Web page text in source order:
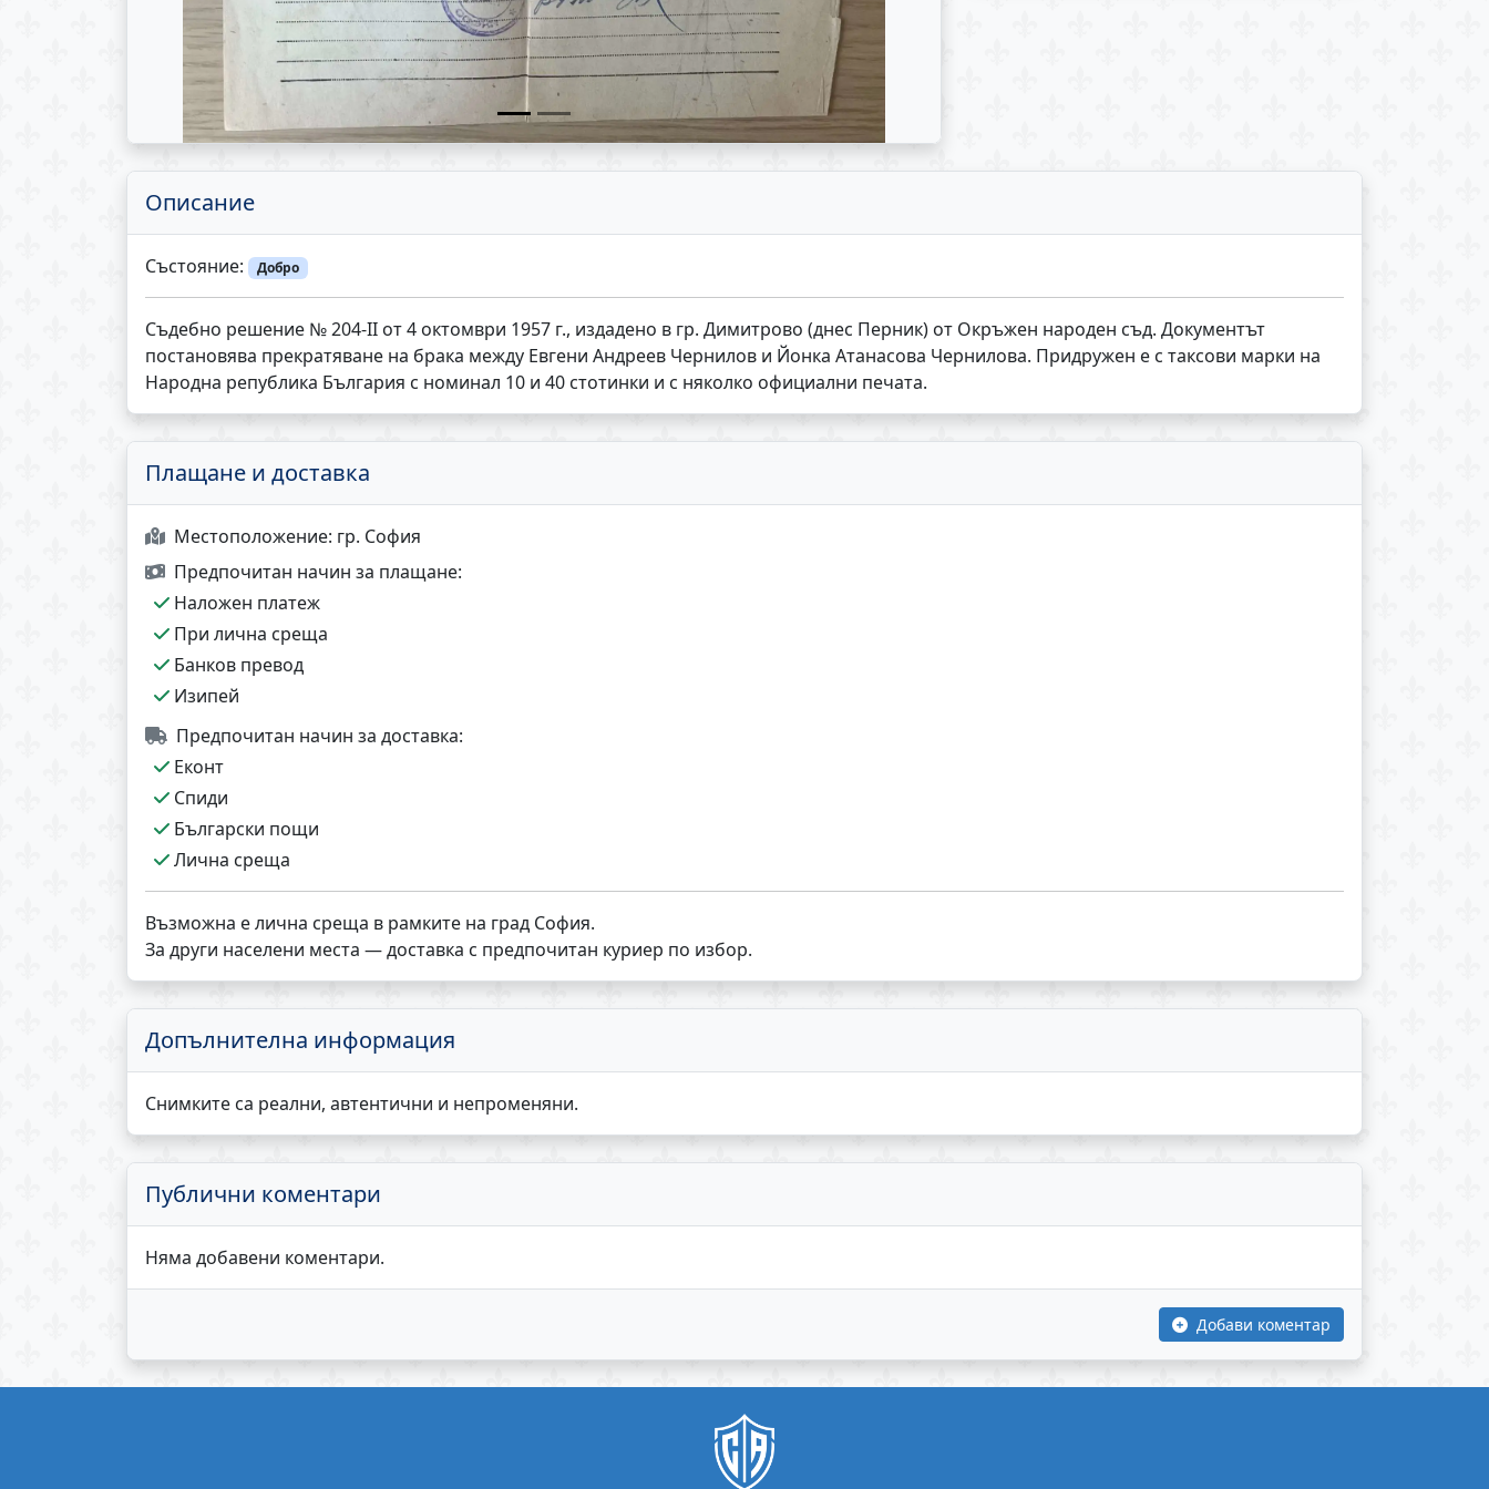
Описание
Състояние: Добро
Съдебно решение № 204-ІІ от 4 октомври 1957 г., издадено в гр. Димитрово (днес Перник) от Окръжен народен съд. Документът
постановява прекратяване на брака между Евгени Андреев Чернилов и Йонка Атанасова Чернилова. Придружен е с таксови марки на
Народна република България с номинал 10 и 40 стотинки и с няколко официални печата.
Плащане и доставка
Местоположение: гр. София
Предпочитан начин за плащане:
Наложен платеж
При лична среща
Банков превод
Изипей
Предпочитан начин за доставка:
Еконт
Спиди
Български пощи
Лична среща
Възможна е лична среща в рамките на град София.
За други населени места — доставка с предпочитан куриер по избор.
Допълнителна информация
Снимките са реални, автентични и непроменяни.
Публични коментари
Няма добавени коментари.
Добави коментар